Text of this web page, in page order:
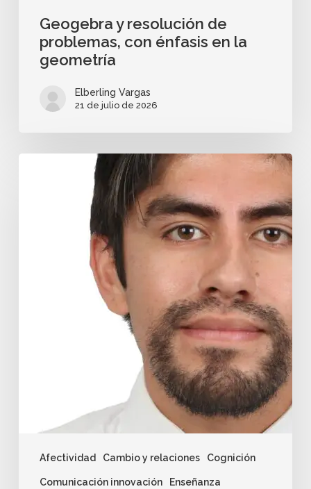
Geogebra y resolución de
problemas, con énfasis en la
geometría
Elberling Vargas
21 de julio de 2026
Afectividad Cambio y relaciones Cognición
Comunicación innovación Enseñanza